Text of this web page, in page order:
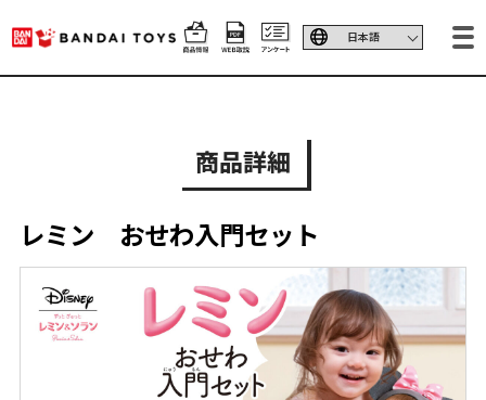
商品詳細
レミン おせわ入門セット